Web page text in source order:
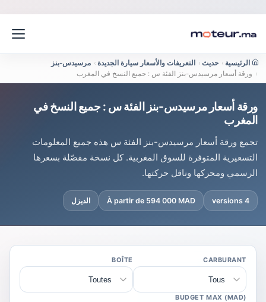
الرئيسية › حديث › التعريفات والأسعار سيارة الجديدة › مرسيدس-بنز
› ورقة أسعار مرسيدس-بنز الفئة س : جميع النسخ في المغرب
ورقة أسعار مرسيدس-بنز الفئة س : جميع النسخ في
المغرب
تجمع ورقة أسعار مرسيدس-بنز الفئة س هذه جميع المعلومات
التسعيرية المتوفرة للسوق المغربية. كل نسخة مفصّلة بسعرها
الرسمي ومحركها وناقل حركتها.
4 versions
À partir de 594 000 MAD الديزل
CARBURANT
BOÎTE
BUDGET MAX (MAD)